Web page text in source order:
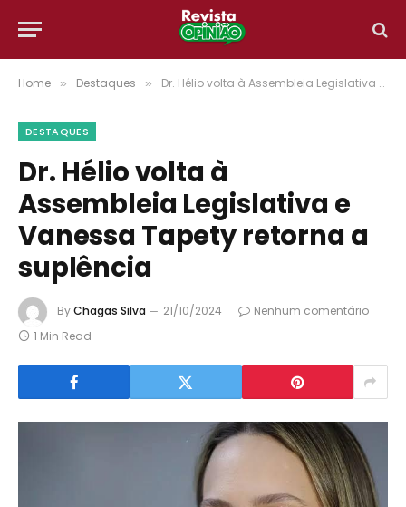
Home » Destaques » Dr. Hélio volta à Assembleia Legislativa e Vanessa Tapety retorna a suplência
DESTAQUES
Dr. Hélio volta à
Assembleia Legislativa e
Vanessa Tapety retorna a
suplência
ByChagas Silva 21/10/2024
Nenhum comentário
1 Min Read